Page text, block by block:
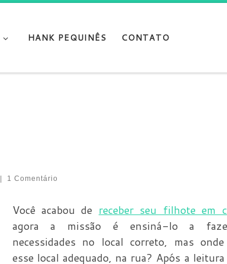
HANK PEQUINÊS CONTATO
| 1 Comentário
Você acabou de receber seu filhote em
agora a missão é ensiná-lo a
necessidades no local correto, mas
esse local adequado, na rua? Após a